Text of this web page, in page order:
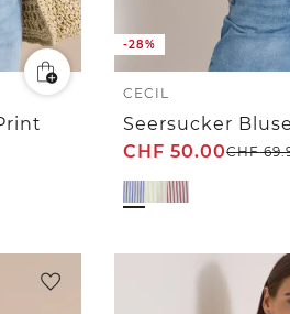
-28%
CECIL
Seersucker
CHF 50.00CHF